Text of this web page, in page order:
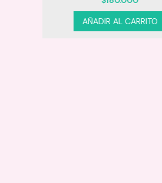
AÑADIR AL CARRITO